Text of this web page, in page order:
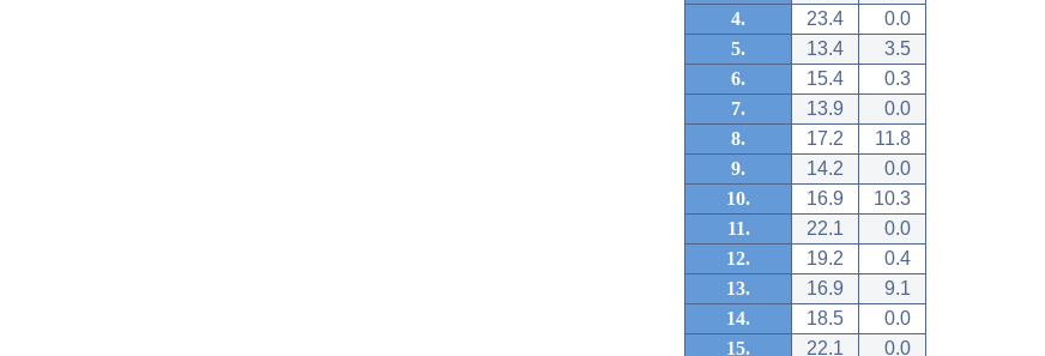
4.
23.4
0.0
5.
13.4
3.5
6.
15.4
0.3
7.
13.9
0.0
8.
17.2
11.8
9.
14.2
0.0
10.
16.9
10.3
11.
22.1
0.0
12.
19.2
0.4
13.
16.9
9.1
14.
18.5
0.0
15.
22.1 0.0